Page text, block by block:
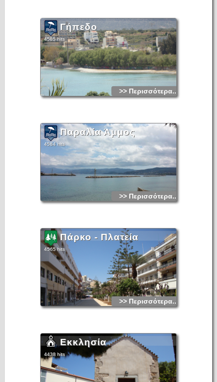
Γήπεδο
4585 hits
>> Περισσότερα...
Παραλία Άμμος
4584 hits
>> Περισσότερα...
Πάρκο - Πλατεία
4565 hits
>> Περισσότερα...
Εκκλησία
4438 hits